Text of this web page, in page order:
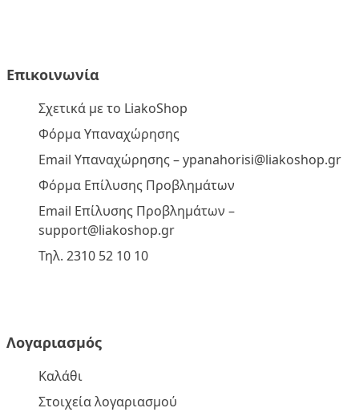
Επικοινωνία
Σχετικά με το LiakoShop
Φόρμα Υπαναχώρησης
Email Υπαναχώρησης –ypanahorisi@liakoshop.gr
Φόρμα Επίλυσης Προβλημάτων
Email Επίλυσης Προβλημάτων –
support@liakoshop.gr
Τηλ. 2310 52 10 10
Λογαριασμός
Καλάθι
Στοιχεία λογαριασμού